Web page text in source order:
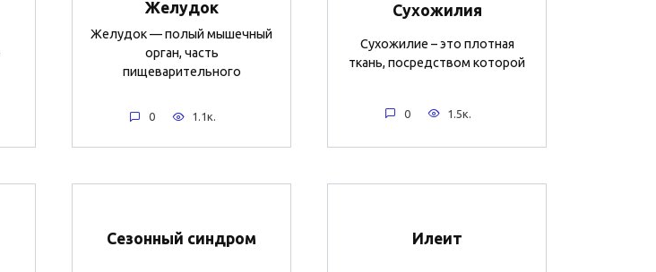
Желудок
Желудок — полый мышечный
орган, часть
пищеварительного
0 1.1к.
Сухожилия
Сухожилие – это плотная
ткань, посредством которой
0 1.5к.
Сезонный синдром Илеит